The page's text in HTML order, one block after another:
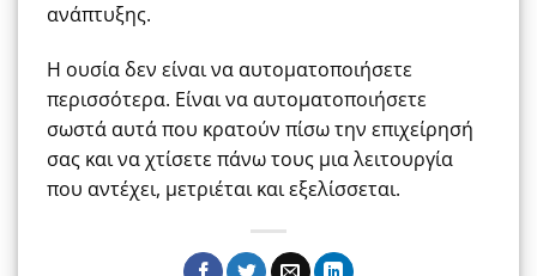
ανάπτυξης.
Η ουσία δεν είναι να αυτοματοποιήσετε
περισσότερα. Είναι να αυτοματοποιήσετε
σωστά αυτά που κρατούν πίσω την επιχείρησή
σας και να χτίσετε πάνω τους μια λειτουργία
που αντέχει, μετριέται και εξελίσσεται.